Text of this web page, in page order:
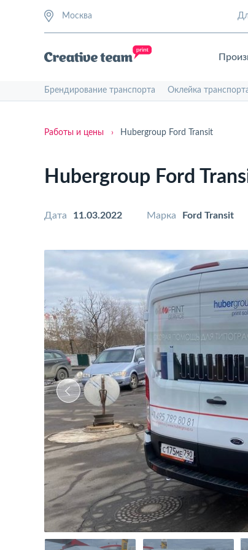
Москва
Брендирование транспорта Оклейка
Работы и цены › Hubergroup Ford Transit
Hubergroup Ford
Дата 11.03.2022 Марка Ford Transit